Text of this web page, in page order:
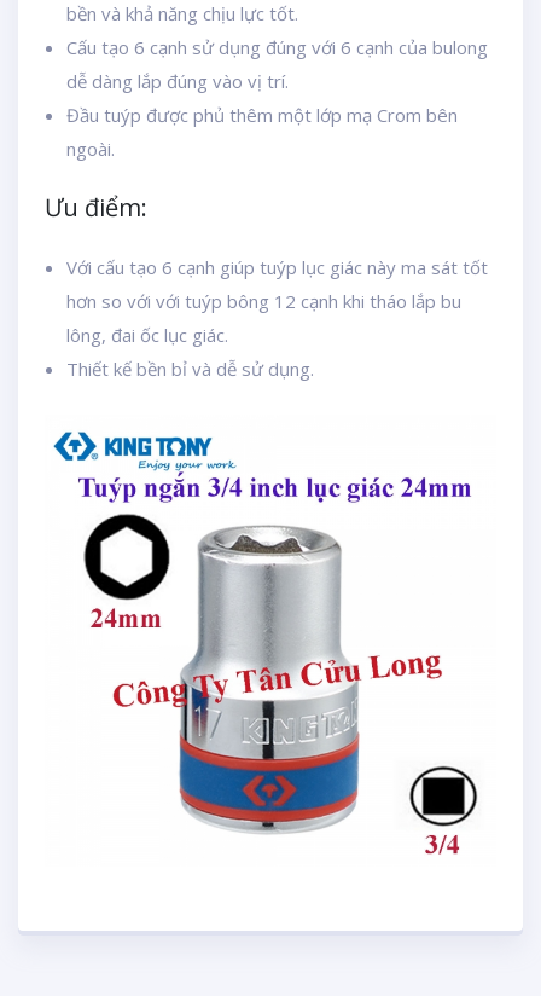
bền và khả năng chịu lực tốt.
Cấu tạo 6 cạnh sử dụng đúng với 6 cạnh của bulong
dễ dàng lắp đúng vào vị trí.
Đầu tuýp được phủ thêm một lớp mạ Crom bên
ngoài.
Ưu điểm:
Với cấu tạo 6 cạnh giúp tuýp lục giác này ma sát tốt
hơn so với với tuýp bông 12 cạnh khi tháo lắp bu
lông, đai ốc lục giác.
Thiết kế bền bỉ và dễ sử dụng.